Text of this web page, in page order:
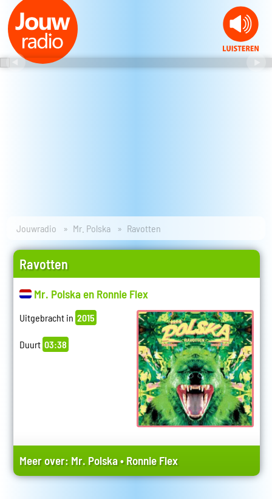
Jouwradio Mr. Polska Ravotten
Ravotten
Mr. Polska en Ronnie Flex
Uitgebracht in 2015
Duurt 03:38
Meer over: Mr. Polska•Ronnie Flex